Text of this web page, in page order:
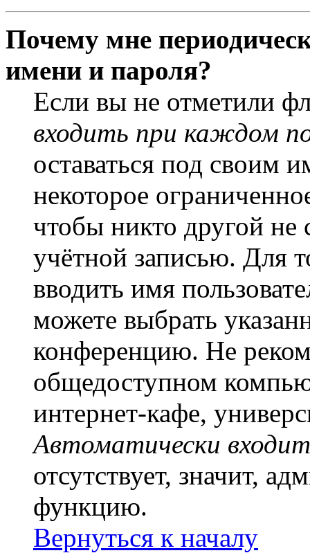
Почему мне
имени и пароля?
Если вы не отметили
входить при каждом
оставаться под своим
некоторое
чтобы никто другой не
учётной записью. Для
вводить имя
можете выбрать
конференцию. Не
общедоступном
интернет-кафе,
Автоматически
отсутствует, значит,
функцию.
Вернуться к началу